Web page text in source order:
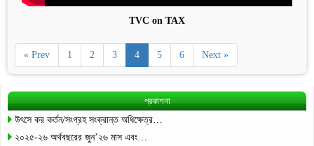
TVC on TAX
« Prev 1 2 3 4 5 6 Next »
প্রকাশনা
উৎসে কর কর্তন/সংগ্রহ সংক্রান্ত অধিক্ষেত্র…
২০২৫-২৬ অর্থবছরের জুন’২৬ মাস এবং…